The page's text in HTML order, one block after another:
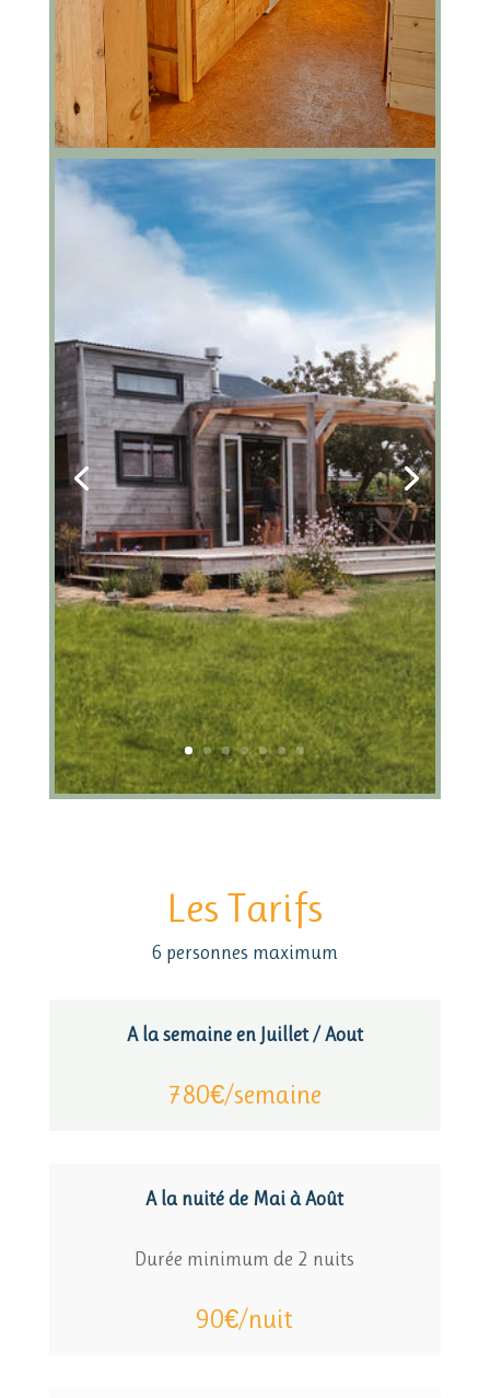
Les Tarifs
6 personnes maximum
A la semaine en Juillet / Aout
780€/semaine
A la nuité de Mai à Août
Durée minimum de 2 nuits
90€/nuit